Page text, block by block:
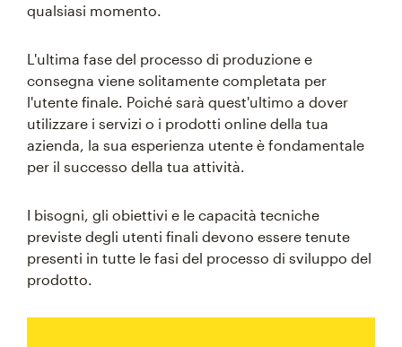
qualsiasi momento.
L'ultima fase del processo di produzione e
consegna viene solitamente completata per
l'utente finale. Poiché sarà quest'ultimo a dover
utilizzare i servizi o i prodotti online della tua
azienda, la sua esperienza utente è fondamentale
per il successo della tua attività.
I bisogni, gli obiettivi e le capacità tecniche
previste degli utenti finali devono essere tenute
presenti in tutte le fasi del processo di sviluppo del
prodotto.